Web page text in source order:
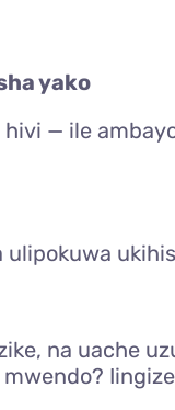
yako
— ile
na uache